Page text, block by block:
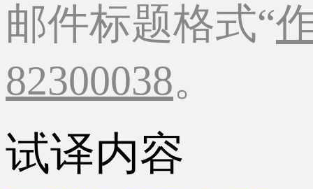
邮件标题格式“
82300038。
试译内容